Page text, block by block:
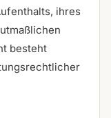
ihres
besteht